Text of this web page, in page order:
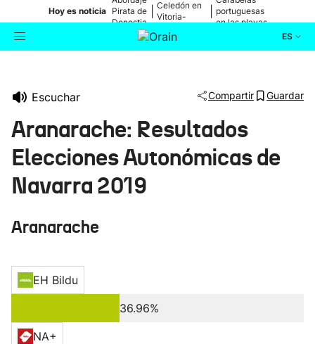
Hoy es noticia Pirata de
Donostia
Celedón en
Vitoria-
portuguesas
en las playas
ES
Ikusmiran
Escuchar Compartir Guardar
Aranarache: Resultados
Elecciones Autonómicas de
Navarra 2019
Aranarache
EH Bildu
36.96%
NA+